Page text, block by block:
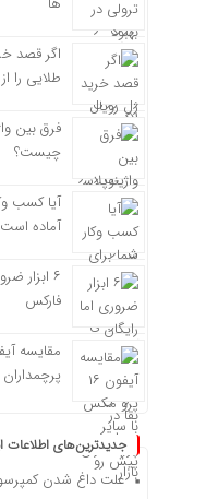
اگر قصد
طلایی را
فرق بین
چیست؟
آیا کسب
آماده
۶ ابزار
فارکس
پرچمداران
جدیدترین‌های اطلاعات
علت داغ شدن